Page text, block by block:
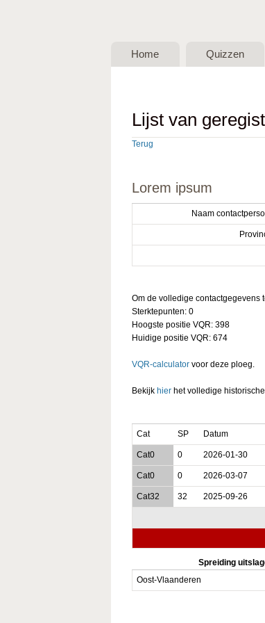
Belgische
vzw
Home Quizzen
Lijst van
Terug
Lorem ipsum
Naam
Om de volledige contactgegevens
Sterktepunten: 0
Hoogste positie VQR: 398
Huidige positie VQR: 674
VQR-calculator voor deze ploeg.
Bekijk hier het volledige
Cat
SP Datum
Cat0 0 2026-01-30
Cat0 0 2026-03-07
Cat32 32 2025-09-26
Spreiding
Oost-Vlaanderen